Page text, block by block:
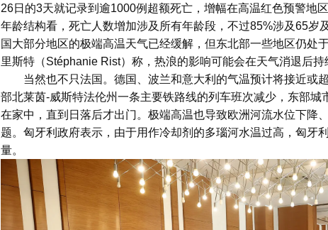
26日的3天就记录到逾1000例超额死亡，增幅在高温红色预警地
年龄结构看，死亡人数增加涉及所有年龄段，不过85%涉及65岁
国大部分地区的极端高温天气已经缓解，但东北部一些地区仍处
里斯特（Stéphanie Rist）称，热浪的影响可能会在天气消退后持
当然也不只法国。德国、波兰和意大利的气温预计将接近或
部北莱茵-威斯特法伦州一条主要铁路线的列车班次减少，东部
在家中，直到日落后才出门。极端高温也导致欧洲河流水位下降
题。匈牙利政府表示，由于用作冷却剂的多瑙河水温过高，匈牙
量。